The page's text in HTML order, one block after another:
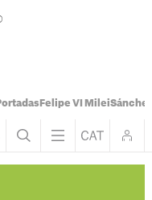
Felipe VI Milei